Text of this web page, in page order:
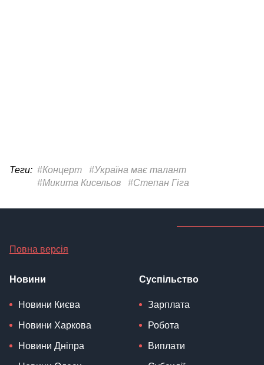
Теги: #Концерт
#Україна має талант
#Микита Кисельов
#Степан Гіга
Повна версія
Новини
Новини Києва
Новини Харкова
Новини Дніпра
Суспільство
Зарплата
Робота
Виплати